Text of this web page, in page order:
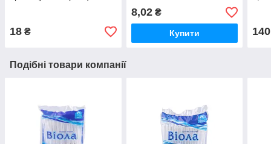
18 ₴
8,02₴
Купити 140
Подібні товари компанії